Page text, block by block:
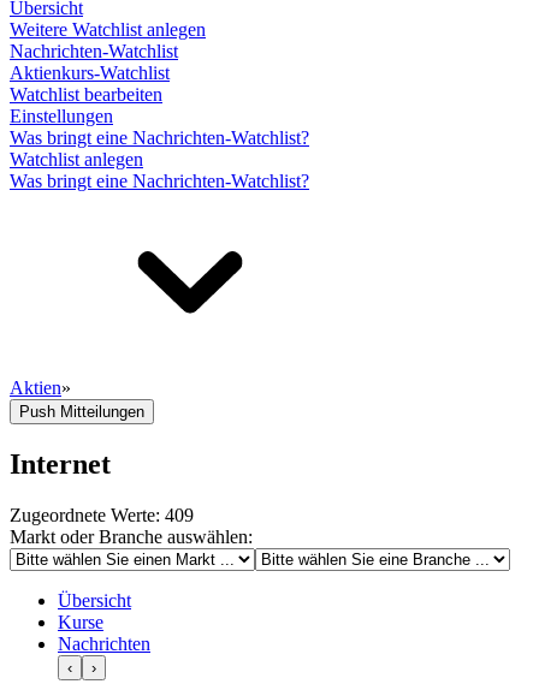
Übersicht
Weitere Watchlist anlegen
Nachrichten-Watchlist
Aktienkurs-Watchlist
Watchlist bearbeiten
Einstellungen
Was bringt eine Nachrichten-Watchlist?
Watchlist anlegen
Was bringt eine Nachrichten-Watchlist?
Aktien»
Push Mitteilungen
Internet
Zugeordnete Werte: 409
Markt oder Branche auswählen:
Übersicht
Kurse
Nachrichten
‹ ›